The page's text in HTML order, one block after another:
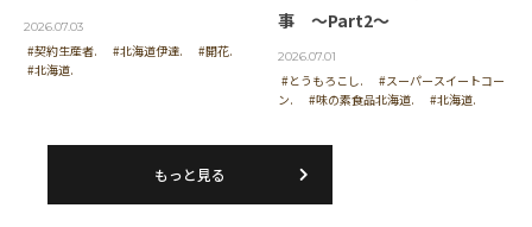
2026.07.03
#契約生産者. #北海道伊達.
#開花.
#北海道.
事 ～Part2～
2026.07.01
#とうもろこし.
#スーパースイートコー
ン.
#味の素食品北海道. #北海道.
もっと見る